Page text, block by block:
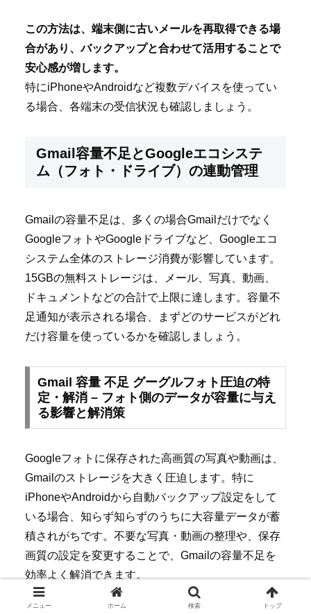
この方法は、端末側に古いメールを再取得できる場
合があり、バックアップと合わせて活用することで
安心感が増します。
特にiPhoneやAndroidなど複数デバイスを使ってい
る場合、各端末の受信状況も確認しましょう。
Gmail容量不足とGoogleエコシステ
ム（フォト・ドライブ）の連動管理
Gmailの容量不足は、多くの場合Gmailだけでなく
GoogleフォトやGoogleドライブなど、Googleエコ
システム全体のストレージ消費が影響しています。
15GBの無料ストレージは、メール、写真、動画、
ドキュメントなどの合計で上限に達します。容量不
足通知が表示される場合、まずどのサービスがどれ
だけ容量を使っているかを確認しましょう。
Gmail 容量 不足 グーグルフォト圧迫の特
定・解消 – フォト側のデータが容量に与え
る影響と解消策
Googleフォトに保存された高画質の写真や動画は、
Gmailのストレージを大きく圧迫します。特に
iPhoneやAndroidから自動バックアップ設定をして
いる場合、知らず知らずのうちに大容量データが蓄
積されがちです。不要な写真・動画の整理や、保存
画質の設定を変更することで、Gmailの容量不足を
効率よく解消できます。
メニュー ホーム 検索 トップ